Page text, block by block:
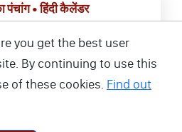
• हिंदी कैलेंडर
ऐप डाउनलोड करें
you get the best user
By continuing to use this
of these cookies. Find out